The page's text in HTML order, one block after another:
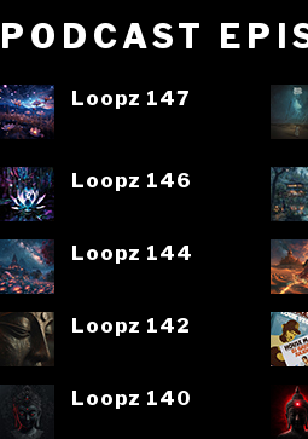
PODCAST
Loopz 147
Loopz 146
Loopz 144
Loopz 142
Loopz 140